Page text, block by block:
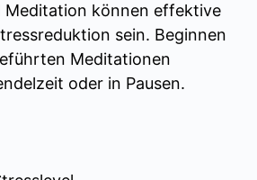
Meditation können effektive
sein. Beginnen
Meditationen
oder in Pausen.